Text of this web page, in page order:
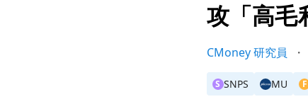
攻「高毛
CMoney 研究員 ・
S SNPS MU F